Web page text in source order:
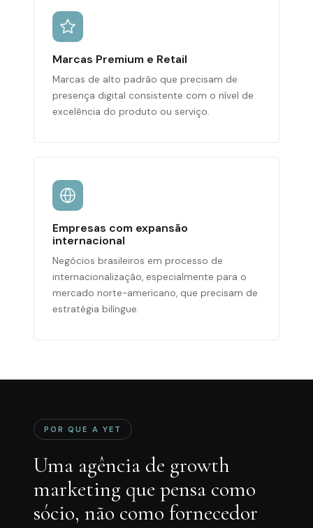
Marcas Premium e Retail
Marcas de alto padrão que precisam de
presença digital consistente com o nível de
excelência do produto ou serviço.
Empresas com expansão
internacional
Negócios brasileiros em processo de
internacionalização, especialmente para o
mercado norte-americano, que precisam de
estratégia bilíngue.
POR QUE A YET
Uma agência de growth
marketing que pensa como
sócio, não como fornecedor